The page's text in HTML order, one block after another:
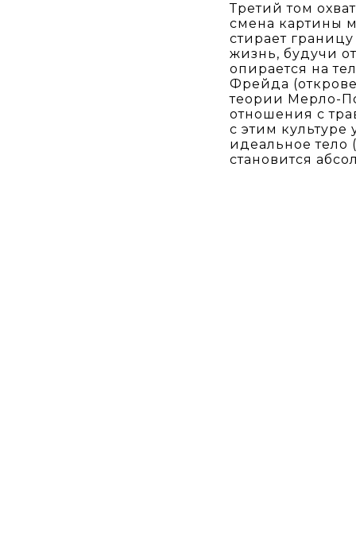
Третий том
смена картины
стирает
жизнь, будучи
опирается на
Фрейда
теории Мерло-
отношения с
с этим культуре
идеальное тело
становится